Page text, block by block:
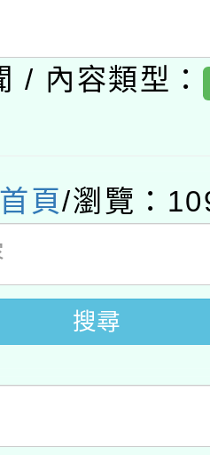
與教學軟體
員會函釋公
部水利署委託
位及節水達
廟祈福系列
」
園地景藝術
/ 內容類型：
頁/瀏覽：
搜尋